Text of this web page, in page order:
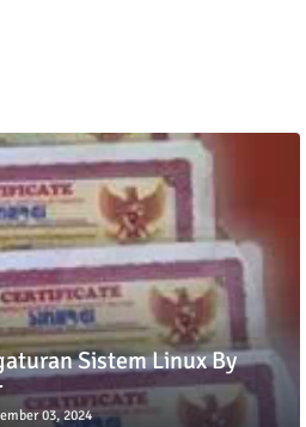
Sistem Linux By
03, 2024